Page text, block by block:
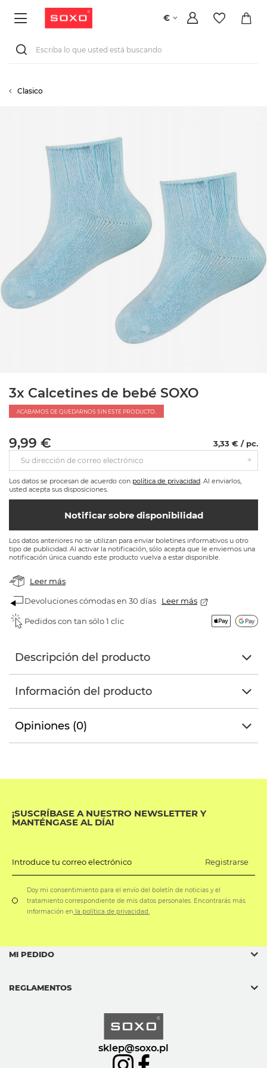
€
Clasico
3x Calcetines de bebé SOXO
ACABAMOS DE QUEDARNOS SIN ESTE PRODUCTO.
9,99 € 3,33 € / pc.
Su dirección de correo electrónico
Los datos se procesan de acuerdo con política de privacidad. Al enviarlos,
usted acepta sus disposiciones.
Notificar sobre disponibilidad
Los datos anteriores no se utilizan para enviar boletines informativos u otro
tipo de publicidad. Al activar la notificación, sólo acepta que le enviemos una
notificación única cuando este producto vuelva a estar disponible.
Leer más
Devoluciones cómodas en 30 días Leer más
Pedidos con tan sólo 1 clic
Descripción del producto
Información del producto
Opiniones (0)
¡SUSCRÍBASE A NUESTRO NEWSLETTER Y
MANTÉNGASE AL DÍA!
Introduce tu correo electrónico Registrarse
Doy mi consentimiento para el envío del boletín de noticias y el
tratamiento correspondiente de mis datos personales. Encontrarás más
información en la política de privacidad.
sklep@soxo.pl
MI PEDIDO
REGLAMENTOS